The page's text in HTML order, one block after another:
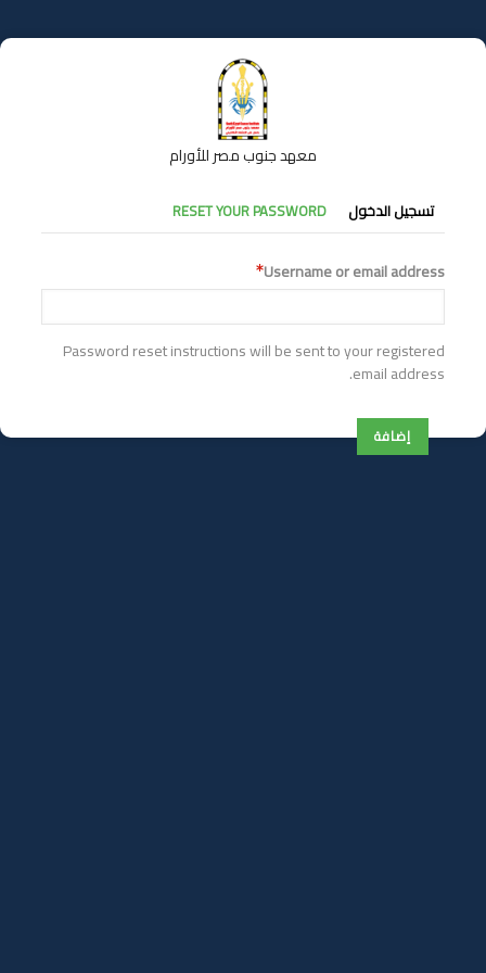
إلى
المحتوى
معهد جنوب مصر للأورام
التبويبات
الأساسية
تسجيل الدخول RESET YOUR PASSWORD
Username or email address
Password reset instructions will be sent to your registered
email address.